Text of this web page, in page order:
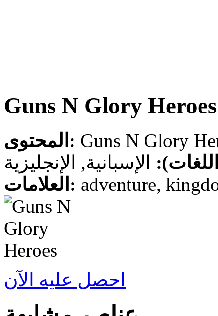
Guns N Glory Heroes
المحتوى:
الإسبانية, الإنجليزية
العلامات: adventure,
احصل عليه الآن